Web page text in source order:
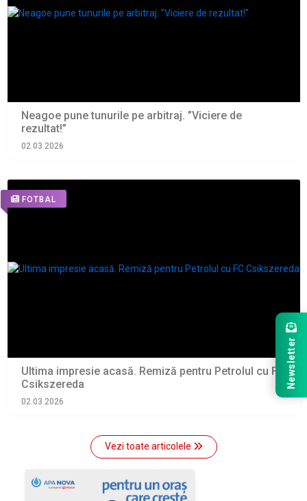
Neagoe pune tunurile pe arbitraj. ”Viciere de
rezultat!”
02.03.2026
FOTBAL
Ultima impresie acasă. Remiză pentru Petrolul cu FC
Csikszereda
02.03.2026
Vezi toate articolele
Newsletter